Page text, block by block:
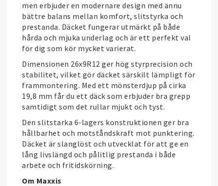
men erbjuder en modernare design med ännu
bättre balans mellan komfort, slitstyrka och
prestanda. Däcket fungerar utmärkt på både
hårda och mjuka underlag och är ett perfekt val
för dig som kör mycket varierat.
Dimensionen 26x9R12 ger hög styrprecision och
stabilitet, vilket gör däcket särskilt lämpligt för
frammontering. Med ett mönsterdjup på cirka
19,8 mm får du ett däck som erbjuder bra grepp
samtidigt som det rullar mjukt och tyst.
Den slitstarka 6-lagers konstruktionen ger bra
hållbarhet och motståndskraft mot punktering.
Däcket är slanglöst och utvecklat för att ge en
lång livslängd och pålitlig prestanda i både
arbete och fritidskörning.
Om Maxxis